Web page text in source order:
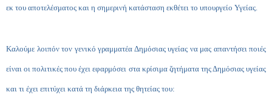
εκ του αποτελέσματος και η σημερινή κατάσταση εκθέτει το υπουργείο Υγείας.
Καλούμε λοιπόν τον γενικό γραμματέα Δημόσιας υγείας να μας απαντήσει ποιές
είναι οι πολιτικές που έχει εφαρμόσει στα κρίσιμα ζητήματα της Δημόσιας υγείας
και τι έχει επιτύχει κατά τη διάρκεια της θητείας του: